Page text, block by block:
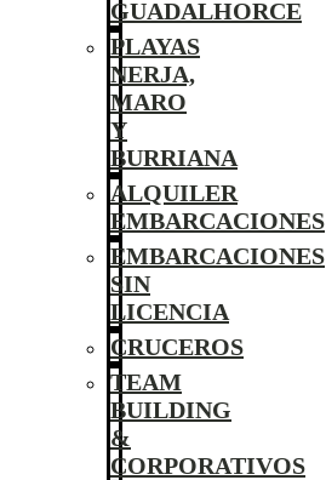
GUADALHORCE
PLAYAS
NERJA,
MARO
Y
BURRIANA
ALQUILER
EMBARCACIONES
EMBARCACIONES
SIN
LICENCIA
CRUCEROS
TEAM
BUILDING
&
CORPORATIVOS